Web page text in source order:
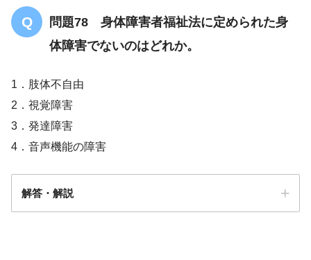
問題78 身体障害者福祉法に定められた身
体障害でないのはどれか。
1．肢体不自由
2．視覚障害
3．発達障害
4．音声機能の障害
解答・解説